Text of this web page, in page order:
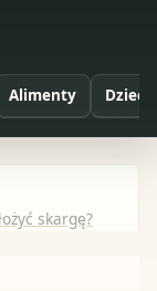
Alimenty Dzieci
skargę?